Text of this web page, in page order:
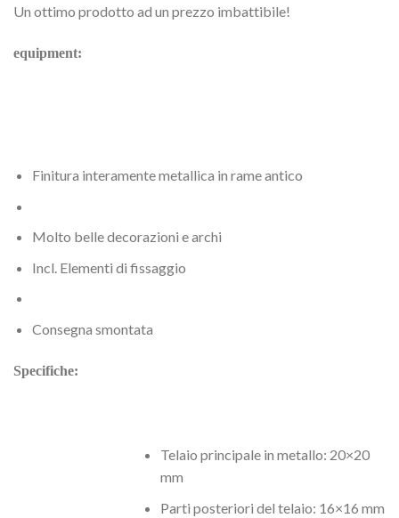
Un ottimo prodotto ad un prezzo imbattibile!
equipment:
Finitura interamente metallica in rame antico
Molto belle decorazioni e archi
Incl. Elementi di fissaggio
Consegna smontata
Specifiche:
Telaio principale in metallo: 20×20
mm
Parti posteriori del telaio: 16×16 mm